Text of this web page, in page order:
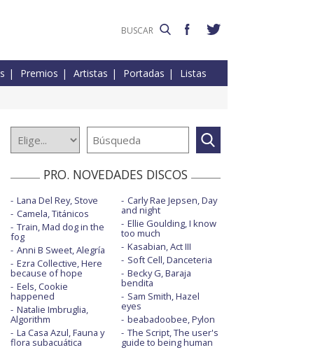
Premios Artistas Portadas Listas
PRO. NOVEDADES DISCOS
Lana Del Rey, Stove
Camela, Titánicos
Train, Mad dog in the
fog
Anni B Sweet, Alegría
Ezra Collective, Here
because of hope
Eels, Cookie
happened
Natalie Imbruglia,
Algorithm
La Casa Azul, Fauna y
flora subacuática
Carly Rae Jepsen, Day
and night
Ellie Goulding, I know
too much
Kasabian, Act III
Soft Cell, Danceteria
Becky G, Baraja
bendita
Sam Smith, Hazel
eyes
beabadoobee, Pylon
The Script, The user's
guide to being human